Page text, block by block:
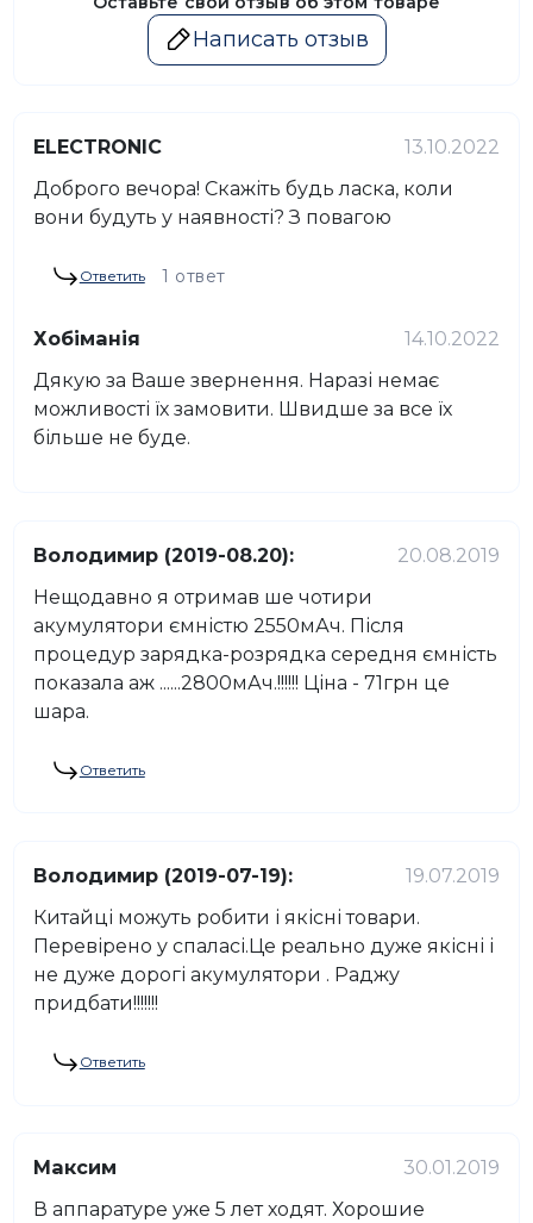
Написать отзыв
ELECTRONIC
13.10.2022
Доброго вечора! Скажіть будь ласка, коли
вони будуть у наявності? З повагою
Ответить 1 ответ
Хобіманія
14.10.2022
Дякую за Ваше звернення. Наразі немає
можливості їх замовити. Швидше за все їх
більше не буде.
Володимир (2019-08.20):
20.08.2019
Нещодавно я отримав ше чотири
акумулятори ємністю 2550мАч. Після
процедур зарядка-розрядка середня ємність
показала аж ......2800мАч.!!!!!! Ціна - 71грн це
шара.
Ответить
Володимир (2019-07-19):
19.07.2019
Китайці можуть робити і якісні товари.
Перевірено у спаласі.Це реально дуже якісні і
не дуже дорогі акумулятори . Раджу
придбати!!!!!!!
Ответить
Максим
30.01.2019
В аппаратуре уже 5 лет ходят. Хорошие